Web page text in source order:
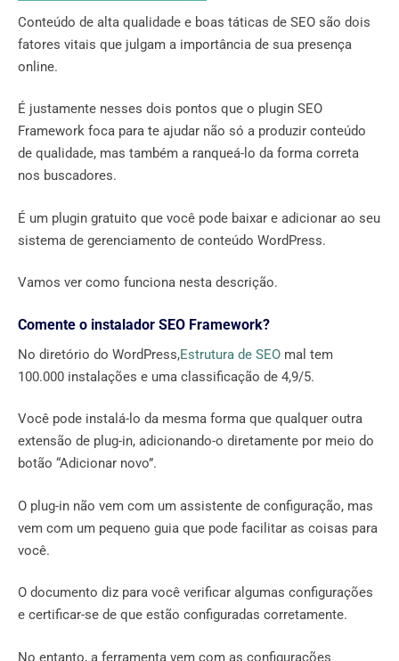
Conteúdo de alta qualidade e boas táticas de SEO são dois
fatores vitais que julgam a importância de sua presença
online.
É justamente nesses dois pontos que o plugin SEO
Framework foca para te ajudar não só a produzir conteúdo
de qualidade, mas também a ranqueá-lo da forma correta
nos buscadores.
É um plugin gratuito que você pode baixar e adicionar ao seu
sistema de gerenciamento de conteúdo WordPress.
Vamos ver como funciona nesta descrição.
Comente o instalador SEO Framework?
No diretório do WordPress,Estrutura de SEO mal tem
100.000 instalações e uma classificação de 4,9/5.
Você pode instalá-lo da mesma forma que qualquer outra
extensão de plug-in, adicionando-o diretamente por meio do
botão “Adicionar novo”.
O plug-in não vem com um assistente de configuração, mas
vem com um pequeno guia que pode facilitar as coisas para
você.
O documento diz para você verificar algumas configurações
e certificar-se de que estão configuradas corretamente.
No entanto, a ferramenta vem com as configurações